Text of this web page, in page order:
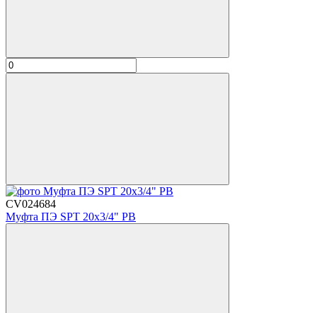
CV024684
Муфта ПЭ SPT 20х3/4" РВ